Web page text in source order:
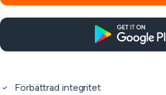
Förbättrad integritet